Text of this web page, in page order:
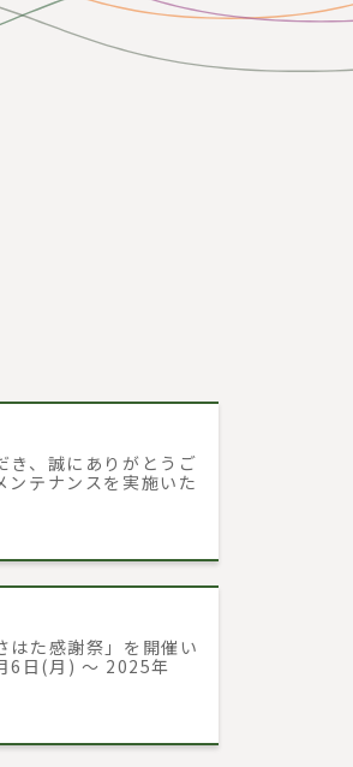
き、誠にありがとうご
ンテナンスを実施いた
はた感謝祭」を開催い
6日(月) ～ 2025年